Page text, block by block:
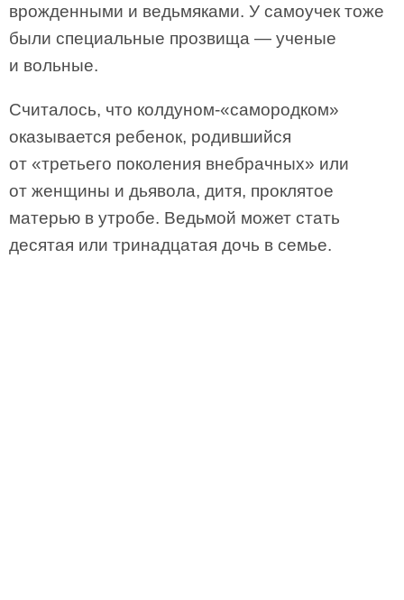
врожденными и ведьмяками. У самоучек тоже
были специальные прозвища — ученые
и вольные.
Считалось, что колдуном-«самородком»
оказывается ребенок, родившийся
от «третьего поколения внебрачных» или
от женщины и дьявола, дитя, проклятое
матерью в утробе. Ведьмой может стать
десятая или тринадцатая дочь в семье.